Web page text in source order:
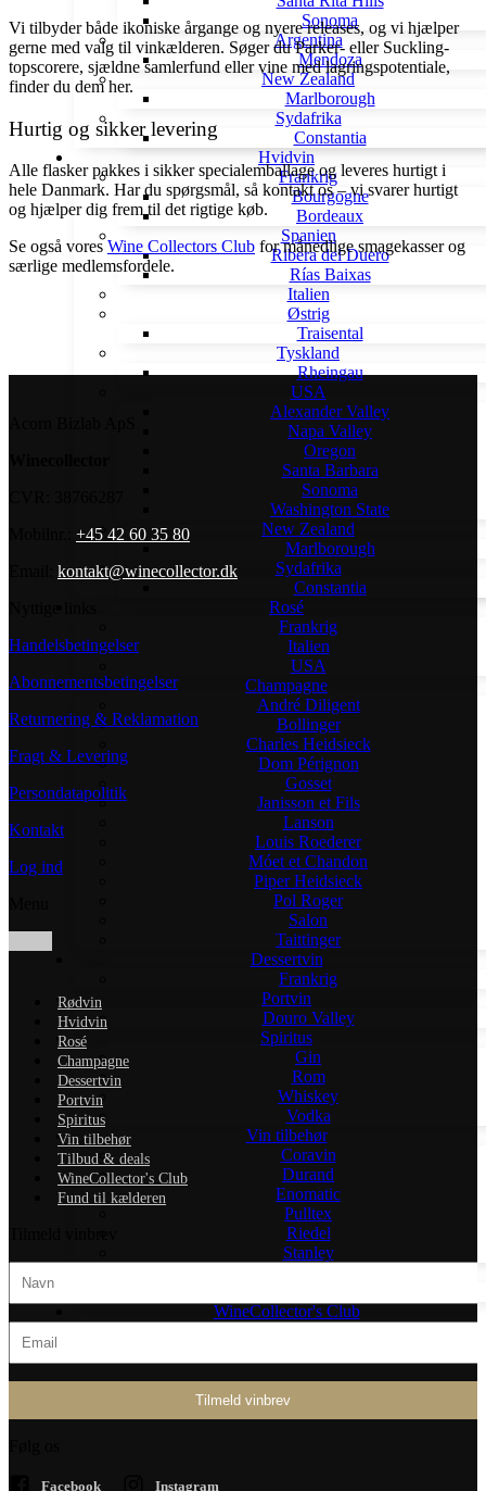
Sonoma
Argentina
Mendoza
New Zealand
Marlborough
Sydafrika
Constantia
Hvidvin
Frankrig
Bourgogne
Bordeaux
Spanien
Ribera del Duero
Rías Baixas
Italien
Østrig
Traisental
Tyskland
Rheingau
USA
Alexander Valley
Napa Valley
Oregon
Santa Barbara
Sonoma
Washington State
New Zealand
Marlborough
Sydafrika
Constantia
Rosé
Frankrig
Italien
USA
Champagne
André Diligent
Bollinger
Charles Heidsieck
Dom Pérignon
Gosset
Janisson et Fils
Lanson
Louis Roederer
Móet et Chandon
Piper Heidsieck
Pol Roger
Salon
Taittinger
Dessertvin
Frankrig
Portvin
Douro Valley
Spiritus
Gin
Rom
Whiskey
Vodka
Vin tilbehør
Coravin
Durand
Enomatic
Pulltex
Riedel
Stanley
WineCollector's Club
Vi tilbyder både ikoniske årgange og nyere releases, og vi hjælper
gerne med valg til vinkælderen. Søger du Parker- eller Suckling-
topscorere, sjældne samlerfund eller vine med lagringspotentiale,
finder du dem her.
Hurtig og sikker levering
Alle flasker pakkes i sikker specialemballage og leveres hurtigt i
hele Danmark. Har du spørgsmål, så kontakt os – vi svarer hurtigt
og hjælper dig frem til det rigtige køb.
Se også voresWine Collectors Club for månedlige smagekasser og
særlige medlemsfordele.
+45 42 60 35 80
kontakt@winecollector.dk
Handelsbetingelser
Abonnementsbetingelser
Returnering & Reklamation
Fragt & Levering
Persondatapolitik
Kontakt
Log ind
Rødvin
Hvidvin
Rosé
Champagne
Dessertvin
Portvin
Spiritus
Vin tilbehør
Tilbud & deals
WineCollector's Club
Fund til kælderen
Facebook Instagram